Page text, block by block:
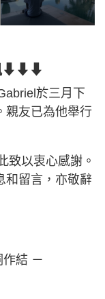
⬇⬇⬇
於三月下
親友已為他舉行
致以衷心感謝。
和留言，亦敬辭
結 －